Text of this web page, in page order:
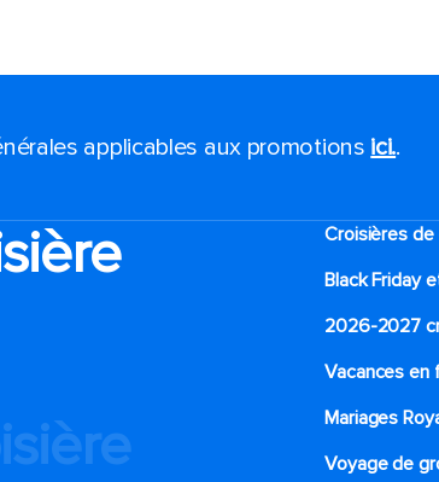
applicables aux promotions ici..
Croisières
Black Friday
2026-2027
Vacances en
Mariages
Voyage de